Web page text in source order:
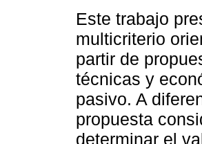
Este trabajo
multicriterio
partir de
técnicas y
pasivo. A
propuesta
determinar el